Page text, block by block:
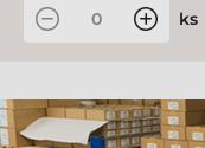
ks